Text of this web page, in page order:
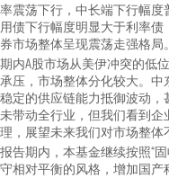
率震荡下行，中长端下行幅
用债下行幅度明显大于利率
券市场整体呈现震荡走强格局。
期内A股市场从美伊冲突的低
承压，市场整体分化较大。
稳定的供应链能力抵御波动
未带动全行业，但我们看到
理，展望未来我们对市场整体
报告期内，本基金继续按照“
守相对平衡的风格，增加国